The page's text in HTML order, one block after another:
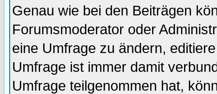
Genau wie bei den Beiträgen
Forumsmoderator oder
eine Umfrage zu ändern,
Umfrage ist immer damit
Umfrage teilgenommen hat,